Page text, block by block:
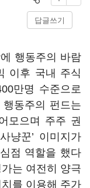
답글쓰기
행동주의 바람
이후 국내 주식
만명 수준으로
동주의 펀드는
모으며 주주 권
냥꾼’ 이미지가
점 역할을 했다
는 여전히 양극
를 이용해 주가